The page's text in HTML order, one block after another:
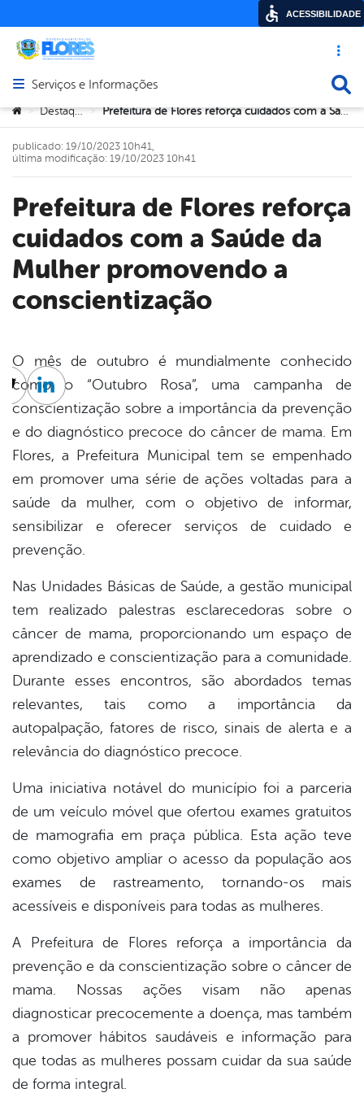
Acesso
Abrir menu principal de navegação
Serviços e Informações
Você está aqui:
> Destaque > Prefeitura de Flores reforça cuidados com a Saúde da Mulher promovendo a conscientização
Prefeitura de Flores reforça
cuidados com a Saúde da
Mulher promovendo a
conscientização
publicado: 19/10/2023 10h41,
última modificação: 19/10/2023 10h41
O mês de outubro é mundialmente conhecido
como o “Outubro Rosa”, uma campanha de
conscientização sobre a importância da prevenção
e do diagnóstico precoce do câncer de mama. Em
Flores, a Prefeitura Municipal tem se empenhado
em promover uma série de ações voltadas para a
saúde da mulher, com o objetivo de informar,
sensibilizar e oferecer serviços de cuidado e
prevenção.
Nas Unidades Básicas de Saúde, a gestão municipal
tem realizado palestras esclarecedoras sobre o
câncer de mama, proporcionando um espaço de
aprendizado e conscientização para a comunidade.
Durante esses encontros, são abordados temas
relevantes, tais como a importância da
autopalpação, fatores de risco, sinais de alerta e a
relevância do diagnóstico precoce.
Uma iniciativa notável do município foi a parceria
de um veículo móvel que ofertou exames gratuitos
de mamografia em praça pública. Esta ação teve
como objetivo ampliar o acesso da população aos
exames de rastreamento, tornando-os mais
acessíveis e disponíveis para todas as mulheres.
A Prefeitura de Flores reforça a importância da
prevenção e da conscientização sobre o câncer de
mama. Nossas ações visam não apenas
diagnosticar precocemente a doença, mas também
a promover hábitos saudáveis e informação para
que todas as mulheres possam cuidar da sua saúde
de forma integral.
Twitter
Linkedin
ACESSIBILIDADE